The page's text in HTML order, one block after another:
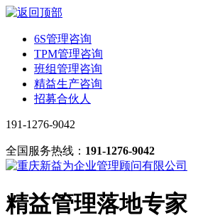
6S管理咨询
TPM管理咨询
班组管理咨询
精益生产咨询
招募合伙人
191-1276-9042
全国服务热线： 191-1276-9042
精益管理落地专家